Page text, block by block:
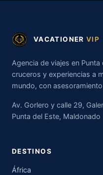
VACATIONER VIP
Agencia de viajes en
cruceros y experiencias a
mundo, con
Av. Gorlero y calle 29,
Punta del Este, Maldonado
DESTINOS
África